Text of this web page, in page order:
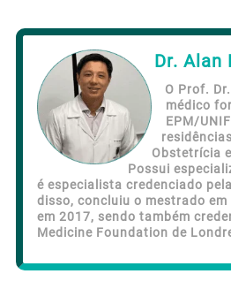
Dr. Alan
O Prof.
médico
EPM/
Obstetrícia
Possui
é especialista credenciado pela
disso, concluiu o mestrado
em 2017, sendo também
Medicine Foundation de